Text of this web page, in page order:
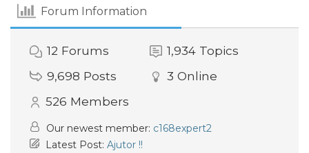
Forum Information
12 Forums 1,934 Topics
9,698 Posts 3 Online
526 Members
Our newest member: c168expert2
Latest Post: Ajutor !!